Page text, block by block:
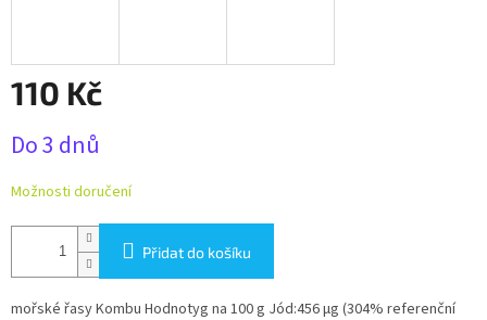
110 Kč
cena:
Do 3 dnů
Možnosti doručení
Přidat do košíku
mořské řasy Kombu Hodnotyg na 100 g Jód:456 µg (304% referenční